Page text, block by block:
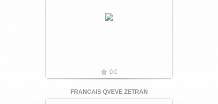
Увеличить
0.0
FRANCAIS QVEVE ZETRAN